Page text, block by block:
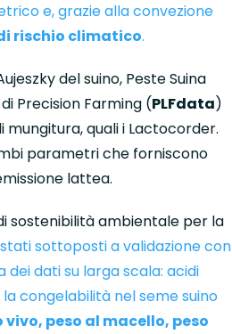
e, grazie alla convezione
rischio climatico.
del suino, Peste Suina
Precision Farming (PLFdata)
mungitura, quali i Lactocorder.
parametri che forniscono
lattea.
sostenibilità ambientale per la
sottoposti a validazione con
dati su larga scala: acidi
congelabilità nel seme suino
vivo, peso al macello, peso